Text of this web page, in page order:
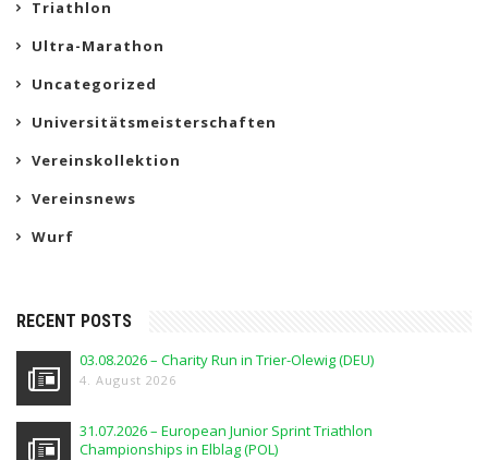
Triathlon
Ultra-Marathon
Uncategorized
Universitätsmeisterschaften
Vereinskollektion
Vereinsnews
Wurf
RECENT POSTS
03.08.2026 – Charity Run in Trier-Olewig (DEU)
4. August 2026
31.07.2026 – European Junior Sprint Triathlon
Championships in Elblag (POL)